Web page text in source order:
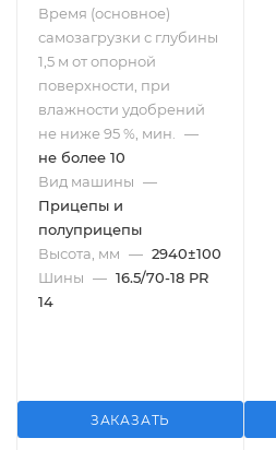
Время (основное)
самозагрузки с глубины
1,5 м от опорной
поверхности, при
влажности удобрений
не ниже 95 %, мин. —
не более 10
Вид машины —
Прицепы и
полуприцепы
Высота, мм — 2940±100
Шины — 16.5/70-18 PR
14
ЗАКАЗАТЬ